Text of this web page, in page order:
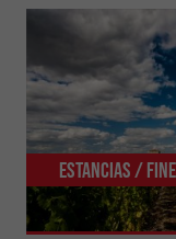
Estancias /